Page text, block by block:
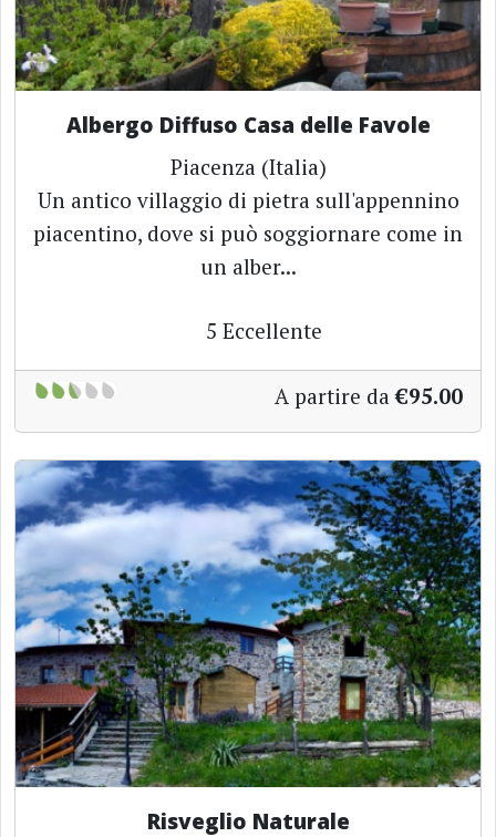
Albergo Diffuso Casa delle Favole
Piacenza (Italia)
Un antico villaggio di pietra sull'appennino
piacentino, dove si può soggiornare come in
un alber...
5 Eccellente
A partire da €95.00
Risveglio Naturale